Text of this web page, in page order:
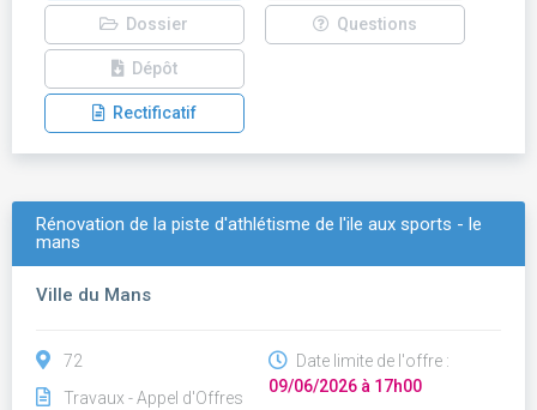
Dossier Questions
Dépôt
Rectificatif
Rénovation de la piste d'athlétisme de l'ile aux sports - le
mans
Ville du Mans
72
Travaux - Appel d'Offres
Date limite de l'offre :
09/06/2026 à 17h00